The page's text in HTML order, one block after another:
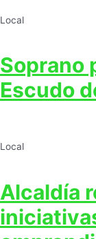
Local
Soprano
Escudo
Local
Alcaldía